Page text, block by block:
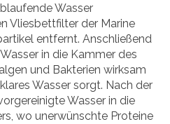
Wasser
Vliesbettfilter der Marine
entfernt. Anschließend
in die Kammer des
und Bakterien wirksam
Wasser sorgt. Nach der
Wasser in die
wo unerwünschte Proteine